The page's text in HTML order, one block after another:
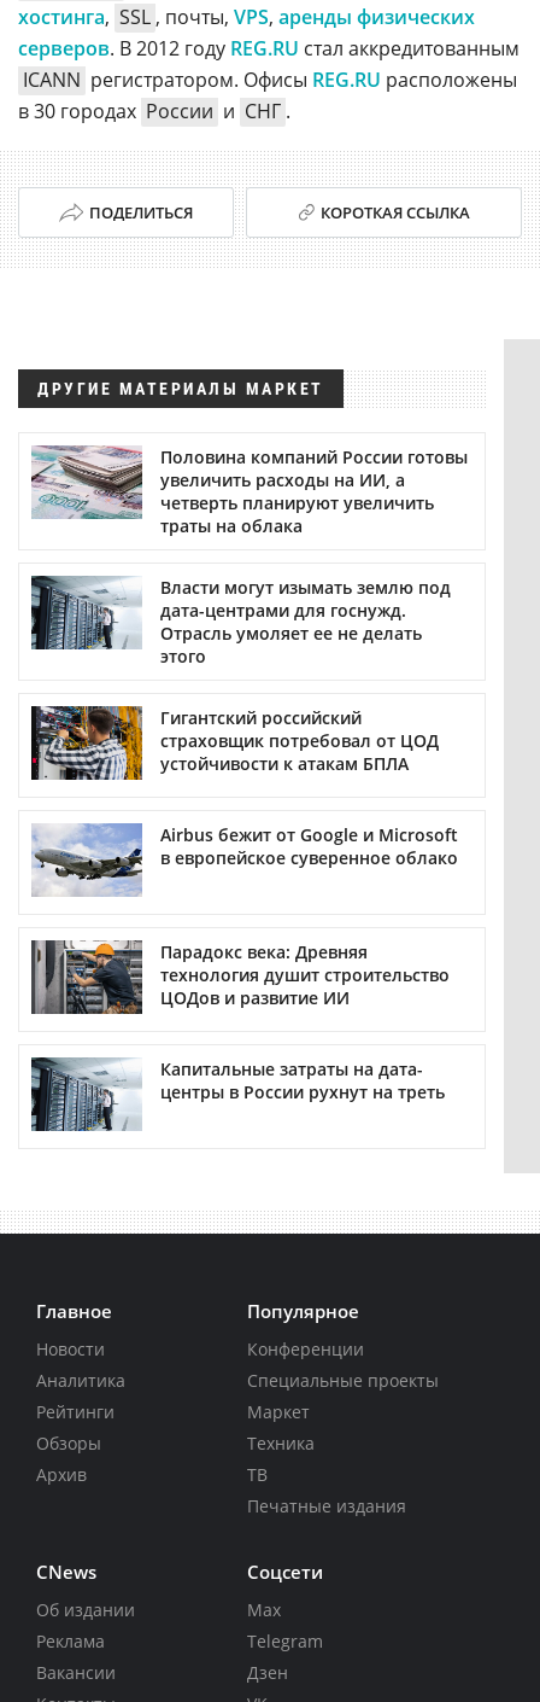
хостинга, SSL , почты, VPS, аренды физических
серверов. В 2012 году REG.RU стал аккредитованным
ICANN регистратором. Офисы REG.RU расположены
в 30 городах России и СНГ .
ПОДЕЛИТЬСЯ КОРОТКАЯ ССЫЛКА
ДРУГИЕ МАТЕРИАЛЫ МАРКЕТ
Половина компаний России готовы
увеличить расходы на ИИ, а
четверть планируют увеличить
траты на облака
Власти могут изымать землю под
дата-центрами для госнужд.
Отрасль умоляет ее не делать
этого
Гигантский российский
страховщик потребовал от ЦОД
устойчивости к атакам БПЛА
Airbus бежит от Google и Microsoft
в европейское суверенное облако
Парадокс века: Древняя
технология душит строительство
ЦОДов и развитие ИИ
Капитальные затраты на дата-
центры в России рухнут на треть
Главное
Новости
Аналитика
Рейтинги
Обзоры
Архив
Популярное
Конференции
Специальные проекты
Маркет
Техника
ТВ
Печатные издания
CNews
Об издании
Реклама
Вакансии
Соцсети
Max
Telegram
Дзен